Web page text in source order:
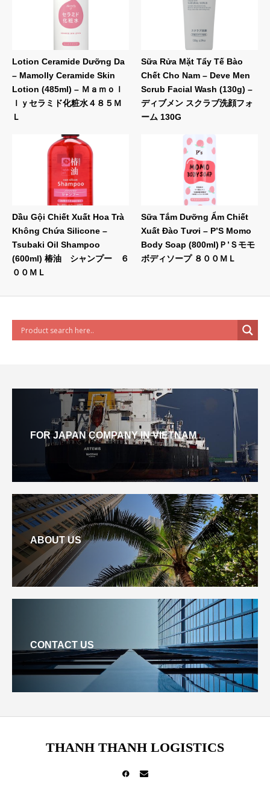
Lotion Ceramide Dưỡng Da
– Mamolly Ceramide Skin
Lotion (485ml) – Ｍａｍｏｌ
ｌｙセラミド化粧水４８５Ｍ
Ｌ
Sữa Rửa Mặt Tẩy Tế Bào
Chết Cho Nam – Deve Men
Scrub Facial Wash (130g) –
ディブメン スクラブ洗顔フォ
ーム 130G
Dầu Gội Chiết Xuất Hoa Trà
Không Chứa Silicone –
Tsubaki Oil Shampoo
(600ml) 椿油 シャンプー ６
００ＭＬ
Sữa Tắm Dưỡng Ẩm Chiết
Xuất Đào Tươi – P’S Momo
Body Soap (800ml)Ｐ’Ｓモモ
ボディソープ ８００ＭＬ
FOR JAPAN COMPANY IN VIETNAM
ABOUT US
CONTACT US
THANH THANH LOGISTICS